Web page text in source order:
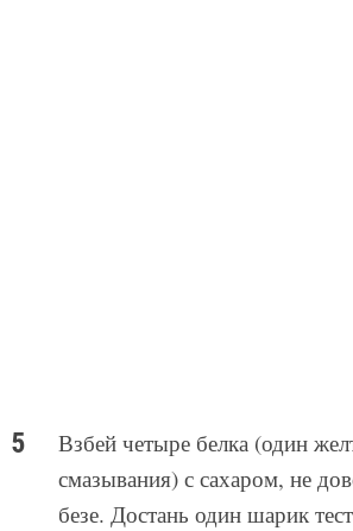
Взбей четыре белка (один
смазывания) с сахаром, не
безе. Достань один шарик